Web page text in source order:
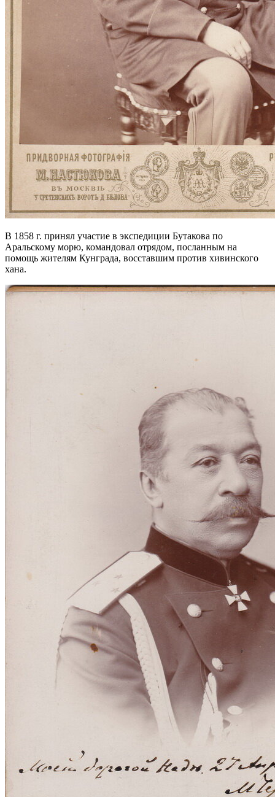
В 1858 г. принял участие в экспедиции Бутакова по
Аральскому морю, командовал отрядом, посланным на
помощь жителям Кунграда, восставшим против хивинского
хана.